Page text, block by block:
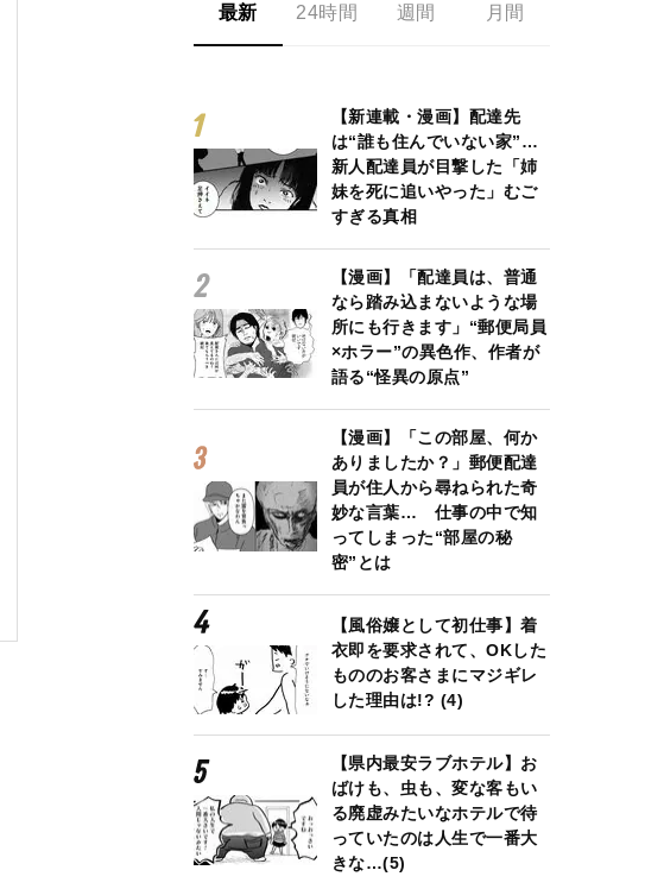
最新 24時間 週間 月間
【新連載・漫画】配達先
は“誰も住んでいない家”…
新人配達員が目撃した「姉
妹を死に追いやった」むご
すぎる真相
【漫画】「配達員は、普通
なら踏み込まないような場
所にも行きます」“郵便局員
×ホラー”の異色作、作者が
語る“怪異の原点”
【漫画】「この部屋、何か
ありましたか？」郵便配達
員が住人から尋ねられた奇
妙な言葉… 仕事の中で知
ってしまった“部屋の秘
密”とは
【風俗嬢として初仕事】着
衣即を要求されて、OKした
もののお客さまにマジギレ
した理由は!? (4)
【県内最安ラブホテル】お
ばけも、虫も、変な客もい
る廃虚みたいなホテルで待
っていたのは人生で一番大
きな…(5)